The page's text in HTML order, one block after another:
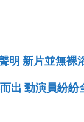
明 新片並無裸
出 勁演員紛紛